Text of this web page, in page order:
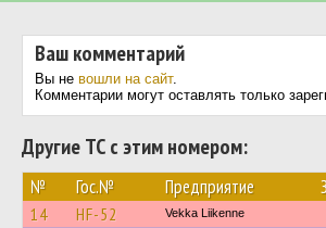
Ваш комментарий
Вы не вошли на сайт.
Комментарии могут оставлять только
Другие ТС с этим номером:
№ Гос.№ Предприятие
14 HF-52 Vekka Liikenne